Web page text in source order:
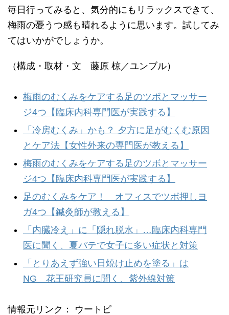
毎日行ってみると、気分的にもリラックスできて、
梅雨の憂うつ感も晴れるように思います。試してみ
てはいかがでしょうか。
（構成・取材・文 藤原 椋／ユンブル）
梅雨のむくみをケアする足のツボとマッサー
ジ4つ【臨床内科専門医が実践する】
「冷房むくみ」かも？ 夕方に足がむくむ原因
とケア法【女性外来の専門医が教える】
梅雨のむくみをケアする足のツボとマッサー
ジ4つ【臨床内科専門医が実践する】
足のむくみをケア！ オフィスでツボ押しヨ
ガ4つ【鍼灸師が教える】
「内臓冷え」に「隠れ脱水」…臨床内科専門
医に聞く、夏バテで女子に多い症状と対策
「とりあえず強い日焼け止めを塗る」は
NG 花王研究員に聞く、紫外線対策
情報元リンク： ウートピ